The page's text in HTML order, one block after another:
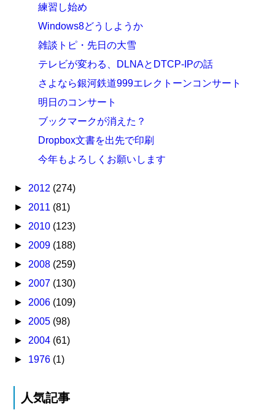
練習し始め
Windows8どうしようか
雑談トピ・先日の大雪
テレビが変わる、DLNAとDTCP-IPの話
さよなら銀河鉄道999エレクトーンコンサート
明日のコンサート
ブックマークが消えた？
Dropbox文書を出先で印刷
今年もよろしくお願いします
► 2012 (274)
► 2011 (81)
► 2010 (123)
► 2009 (188)
► 2008 (259)
► 2007 (130)
► 2006 (109)
► 2005 (98)
► 2004 (61)
► 1976 (1)
人気記事